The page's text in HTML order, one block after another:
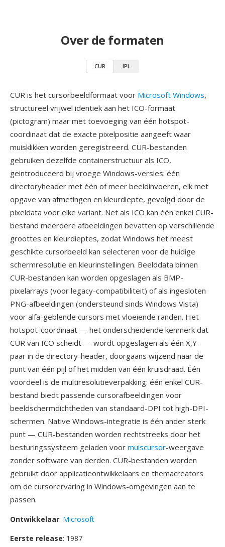
Over de formaten
CUR IPL
CUR is het cursorbeeldformaat voor Microsoft Windows,
structureel vrijwel identiek aan het ICO-formaat
(pictogram) maar met toevoeging van één hotspot-
coordinaat dat de exacte pixelpositie aangeeft waar
muisklikken worden geregistreerd. CUR-bestanden
gebruiken dezelfde containerstructuur als ICO,
geintroduceerd bij vroege Windows-versies: één
directoryheader met één of meer beeldinvoeren, elk met
opgave van afmetingen en kleurdiepte, gevolgd door de
pixeldata voor elke variant. Net als ICO kan één enkel CUR-
bestand meerdere afbeeldingen bevatten op verschillende
groottes en kleurdieptes, zodat Windows het meest
geschikte cursorbeeld kan selecteren voor de huidige
schermresolutie en kleurinstellingen. Beelddata binnen
CUR-bestanden kan worden opgeslagen als BMP-
pixelarrays (voor legacy-compatibiliteit) of als ingesloten
PNG-afbeeldingen (ondersteund sinds Windows Vista)
voor alfa-geblende cursors met vloeiende randen. Het
hotspot-coordinaat — het onderscheidende kenmerk dat
CUR van ICO scheidt — wordt opgeslagen als één X,Y-
paar in de directory-header, doorgaans wijzend naar de
punt van één pijl of het midden van één kruisdraad. Één
voordeel is de multiresolutieverpakking: één enkel CUR-
bestand biedt passende cursorafbeeldingen voor
beeldschermdichtheden van standaard-DPI tot high-DPI-
schermen. Native Windows-integratie is één ander sterk
punt — CUR-bestanden worden rechtstreeks door het
besturingssysteem geladen voor muiscursor-weergave
zonder software van derden. CUR-bestanden worden
gebruikt door applicatieontwikkelaars en themacreators
om de cursorervaring in Windows-omgevingen aan te
passen.
Ontwikkelaar: Microsoft
Eerste release: 1987